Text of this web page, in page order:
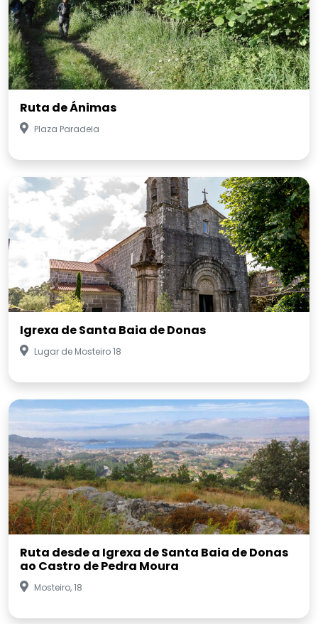
Ruta de Ánimas
Plaza Paradela
Igrexa de Santa Baia de Donas
Lugar de Mosteiro 18
Ruta desde a Igrexa de Santa Baia de Donas
ao Castro de Pedra Moura
Mosteiro, 18